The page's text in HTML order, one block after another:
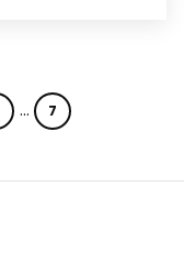
… 7